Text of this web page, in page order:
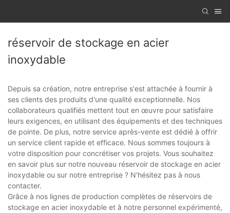
réservoir de stockage en acier
inoxydable
Depuis sa création, notre entreprise s'est attachée à fournir à
ses clients des produits d'une qualité exceptionnelle. Nos
collaborateurs qualifiés mettent tout en œuvre pour satisfaire
leurs exigences, en utilisant des équipements et des techniques
de pointe. De plus, notre service après-vente est dédié à offrir
un service client rapide et efficace. Nous sommes toujours à
votre disposition pour concrétiser vos projets. Vous souhaitez
en savoir plus sur notre nouveau réservoir de stockage en acier
inoxydable ou sur notre entreprise ? N'hésitez pas à nous
contacter.
Grâce à nos lignes de production complètes de réservoirs de
stockage en acier inoxydable et à notre personnel expérimenté,